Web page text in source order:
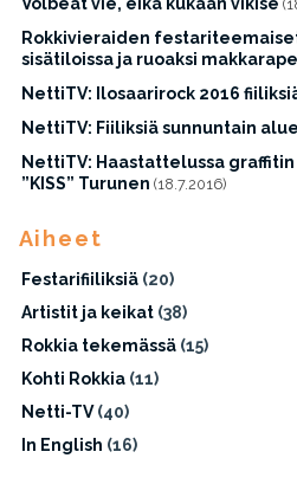
Rokkivieraiden
sisätiloissa ja ruoaksi
NettiTV: Ilosaarirock 2016
NettiTV: Fiiliksiä sunnuntain
NettiTV: Haastattelussa
”KISS” Turunen (18.7.2016)
Aiheet
Festarifiiliksiä(20)
Artistit ja keikat(38)
Rokkia tekemässä(15)
Kohti Rokkia(11)
Netti-TV(40)
In English (16)